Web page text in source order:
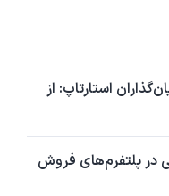
استارتاپ: از
در پلتفرم‌های فروش